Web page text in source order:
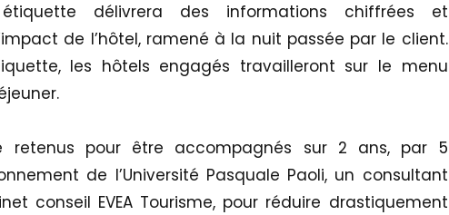
délivrera des informations chiffrées et
de l’hôtel, ramené à la nuit passée par le client.
les hôtels engagés travailleront sur le menu
retenus pour être accompagnés sur 2 ans, par 5
de l’Université Pasquale Paoli, un consultant
conseil EVEA Tourisme, pour réduire drastiquement